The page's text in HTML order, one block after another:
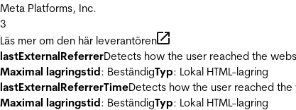
Meta Platforms, Inc.
3
Läs mer om den här leverantören
lastExternalReferrerDetects how the user reached the
Maximal lagringstid: BeständigTyp: Lokal HTML-lagring
lastExternalReferrerTimeDetects how the user reached
Maximal lagringstid: BeständigTyp: Lokal HTML-lagring